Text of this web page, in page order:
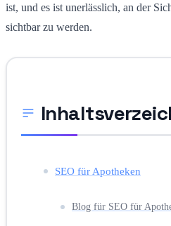
ist, und es ist unerlässlich, an der
sichtbar zu werden.
SEO für Apotheken
Blog für SEO für